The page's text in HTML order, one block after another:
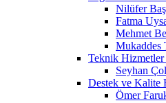
Nilüfer
Fatma
Mehmet
Mukaddes
Teknik
Seyhan
Destek ve Kalite
Ömer